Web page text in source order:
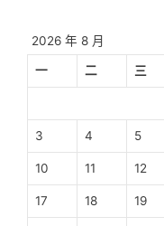
2026 年 8 月
一 二 三
3 4 5
10 11 12
17 18 19